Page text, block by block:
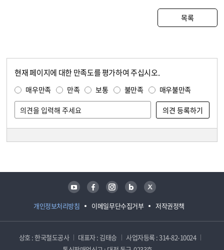
목록
현재 페이지에 대한 만족도를 평가하여 주십시오.
매우만족 만족 보통 불만족 매우불만족
개인정보처리방침 이메일무단수집거부 저작권정책
유튜브 페이스북 인스타그램 블로그 트위터
상호 : 한국철도공사 대표자 : 김태승
사업자등록 : 314-82-10024